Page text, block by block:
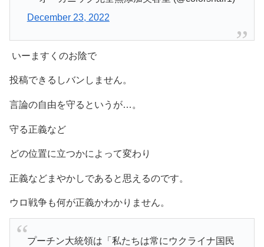
December 23, 2022
いーますくのお陰で
投稿できるしバンしません。
言論の自由を守るというが…。
守る正義など
どの位置に立つかによって変わり
正義などまやかしであると思えるのです。
ウロ戦争も何が正義かわかりません。
プーチン大統領は「私たちは常にウクライナ国民